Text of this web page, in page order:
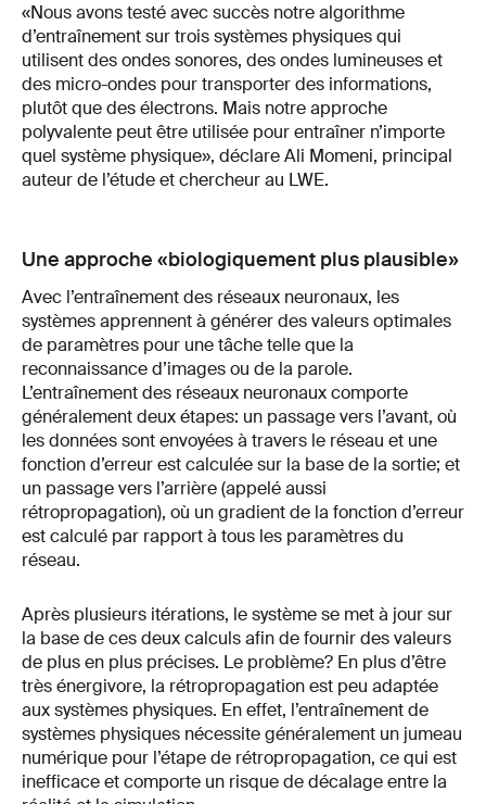
«Nous avons testé avec succès notre algorithme
d’entraînement sur trois systèmes physiques qui
utilisent des ondes sonores, des ondes lumineuses et
des micro-ondes pour transporter des informations,
plutôt que des électrons. Mais notre approche
polyvalente peut être utilisée pour entraîner n’importe
quel système physique», déclare Ali Momeni, principal
auteur de l’étude et chercheur au LWE.
Une approche «biologiquement plus plausible»
Avec l’entraînement des réseaux neuronaux, les
systèmes apprennent à générer des valeurs optimales
de paramètres pour une tâche telle que la
reconnaissance d’images ou de la parole.
L’entraînement des réseaux neuronaux comporte
généralement deux étapes: un passage vers l’avant, où
les données sont envoyées à travers le réseau et une
fonction d’erreur est calculée sur la base de la sortie; et
un passage vers l’arrière (appelé aussi
rétropropagation), où un gradient de la fonction d’erreur
est calculé par rapport à tous les paramètres du
réseau.
Après plusieurs itérations, le système se met à jour sur
la base de ces deux calculs afin de fournir des valeurs
de plus en plus précises. Le problème? En plus d’être
très énergivore, la rétropropagation est peu adaptée
aux systèmes physiques. En effet, l’entraînement de
systèmes physiques nécessite généralement un jumeau
numérique pour l’étape de rétropropagation, ce qui est
inefficace et comporte un risque de décalage entre la